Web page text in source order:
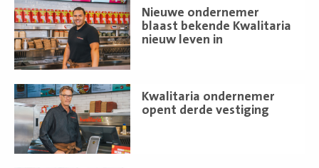
Nieuwe ondernemer
blaast bekende Kwalitaria
nieuw leven in
Lees
meer
Kwalitaria ondernemer
opent derde vestiging
Lees
meer